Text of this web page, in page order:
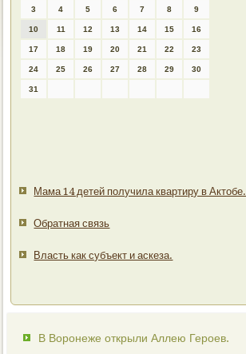
3 4 5 6 7 8 9
10 11 12 13 14 15 16
17 18 19 20 21 22 23
24 25 26 27 28 29 30
31
Мама 14 детей получила квартиру в Актобе.
Обратная связь
Власть как субъект и аскеза.
В Воронеже открыли Аллею Героев.